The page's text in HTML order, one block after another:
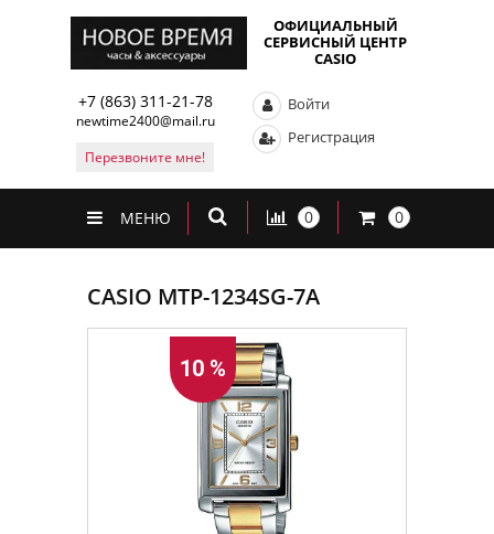
ОФИЦИАЛЬНЫЙ
СЕРВИСНЫЙ ЦЕНТР
CASIO
+7 (863) 311-21-78
newtime2400@mail.ru
Перезвоните мне!
Войти
Регистрация
МЕНЮ 0 0
CASIO MTP-1234SG-7A
10 %